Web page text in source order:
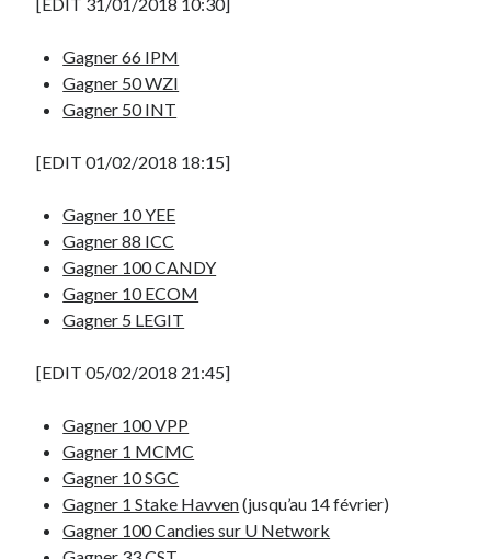
mai 2007
avril 2007
janvier 2007
juin 2006
décembre 2005
Partenaires
Hébergement et installation PrestaShop
Mentions Légales
Politique des cookies
Gagner 66 IPM
Gagner 50 WZI
Gagner 50 INT
[EDIT 01/02/2018 18:15]
Gagner 10 YEE
Gagner 88 ICC
Gagner 100 CANDY
Gagner 10 ECOM
Gagner 5 LEGIT
[EDIT 05/02/2018 21:45]
Gagner 100 VPP
Gagner 1 MCMC
Gagner 10 SGC
Gagner 1 Stake Havven(jusqu’au 14 février)
Gagner 100 Candies sur U Network